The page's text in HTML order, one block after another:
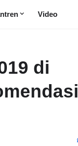
Video
di